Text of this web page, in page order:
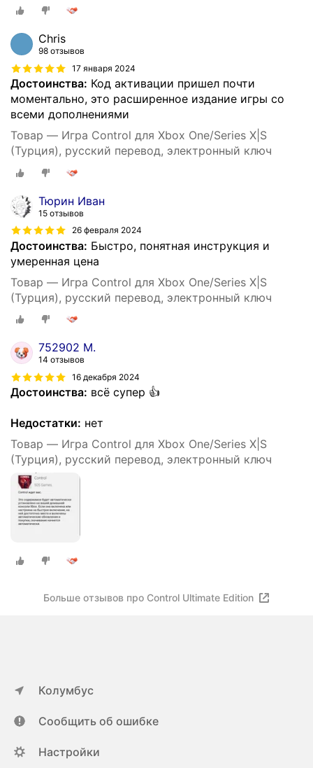
Chris
98 отзывов
17 января 2024
Достоинства: Код активации пришел почти
моментально, это расширенное издание игры со
всеми дополнениями
Товар — Игра Control для Xbox One/Series X|S
(Турция), русский перевод, электронный ключ
Тюрин Иван
15 отзывов
26 февраля 2024
Достоинства: Быстро, понятная инструкция и
умеренная цена
Товар — Игра Control для Xbox One/Series X|S
(Турция), русский перевод, электронный ключ
752902 М.
14 отзывов
16 декабря 2024
Достоинства: всё супер 👍
Недостатки: нет
Товар — Игра Control для Xbox One/Series X|S
(Турция), русский перевод, электронный ключ
Больше отзывов про Control Ultimate Edition
Колумбус
Сообщить об ошибке
Настройки